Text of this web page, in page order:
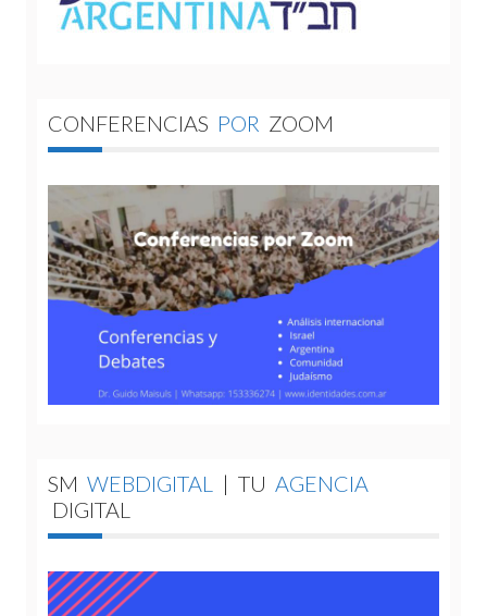
CONFERENCIAS POR ZOOM
SM WEBDIGITAL | TU AGENCIA
DIGITAL